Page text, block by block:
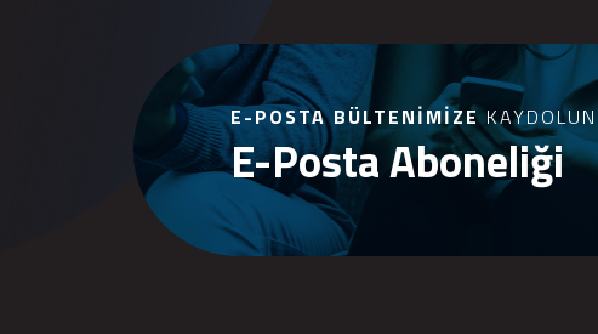
E-POSTA BÜLTENIMIZEKAYDOLUN
E-Posta Aboneliği